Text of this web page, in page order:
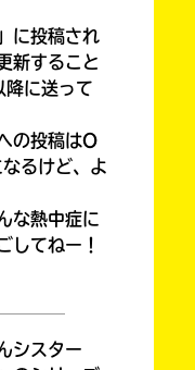
に投稿され
新すること
に送って
の投稿はO
るけど、よ
な熱中症に
してねー！
シスター